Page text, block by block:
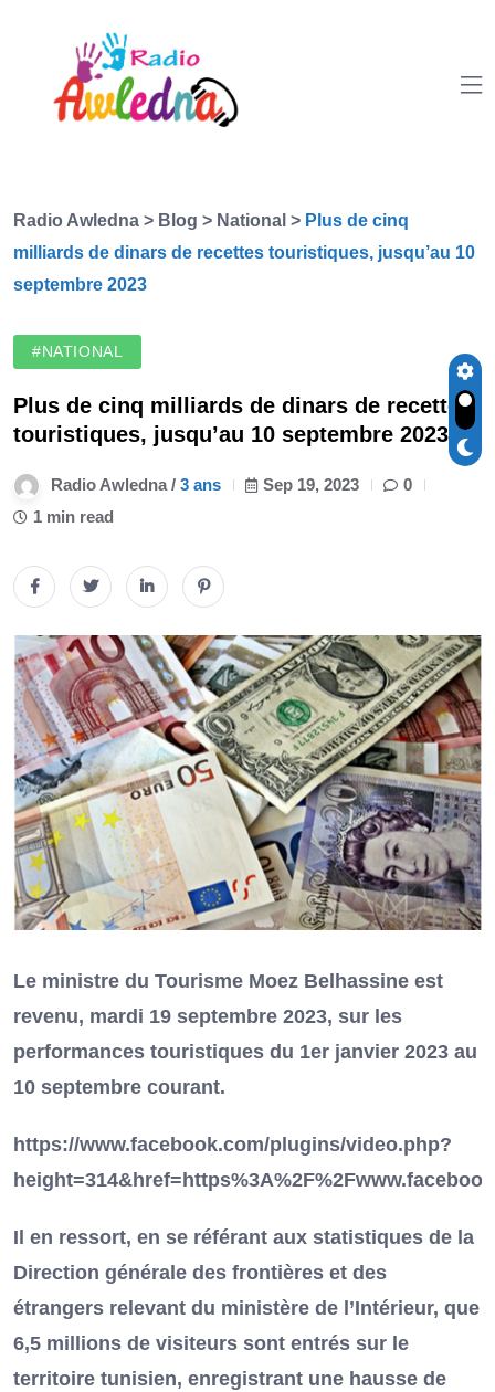
Radio Awledna > Blog > National > Plus de cinq
milliards de dinars de recettes touristiques, jusqu’au 10
septembre 2023
#NATIONAL
Plus de cinq milliards de dinars de recettes
touristiques, jusqu’au 10 septembre 2023
Radio Awledna / 3 ans Sep 19, 2023
0
1 min read
Le ministre du Tourisme Moez Belhassine est
revenu, mardi 19 septembre 2023, sur les
performances touristiques du 1er janvier 2023 au
10 septembre courant.
https://www.facebook.com/plugins/video.php?
Il en ressort, en se référant aux statistiques de la
Direction générale des frontières et des
étrangers relevant du ministère de l’Intérieur, que
6,5 millions de visiteurs sont entrés sur le
territoire tunisien, enregistrant une hausse de